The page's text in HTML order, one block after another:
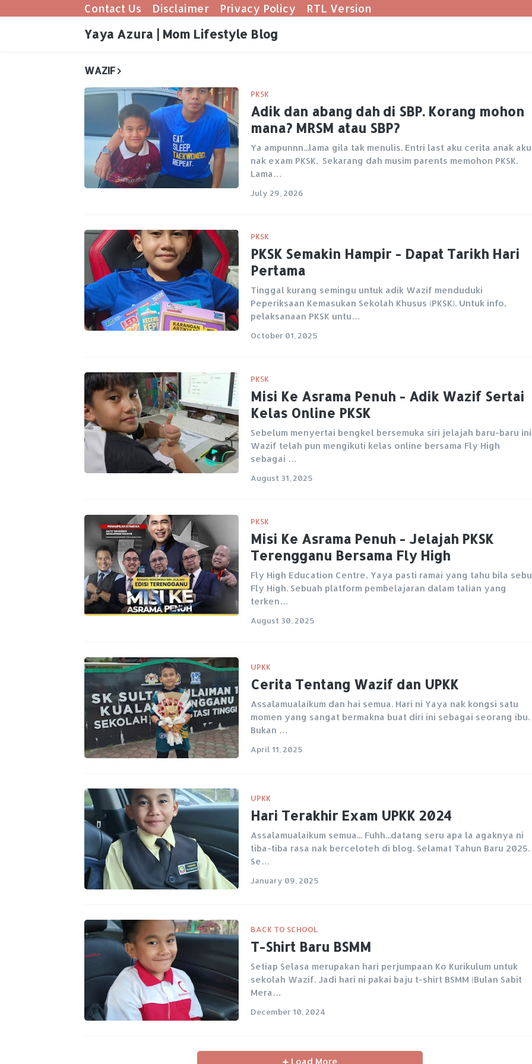
Contact Us Disclaimer Privacy Policy RTL Version
Yaya Azura | Mom Lifestyle Blog
WAZIF
PKSK
Adik dan abang dah di SBP. Korang mohon
mana? MRSM atau SBP?
Ya ampunnn...lama gila tak menulis. Entri last aku cerita anak aku
nak exam PKSK. Sekarang dah musim parents memohon PKSK.
Lama…
July 29, 2026
PKSK
PKSK Semakin Hampir - Dapat Tarikh Hari
Pertama
Tinggal kurang semingu untuk adik Wazif menduduki
Peperiksaan Kemasukan Sekolah Khusus (PKSK). Untuk info,
pelaksanaan PKSK untu…
October 01, 2025
PKSK
Misi Ke Asrama Penuh - Adik Wazif Sertai
Kelas Online PKSK
Sebelum menyertai bengkel bersemuka siri jelajah baru-baru
Wazif telah pun mengikuti kelas online bersama Fly High
sebagai …
August 31, 2025
PKSK
Misi Ke Asrama Penuh - Jelajah PKSK
Terengganu Bersama Fly High
Fly High Education Centre, Yaya pasti ramai yang tahu bila
Fly High. Sebuah platform pembelajaran dalam talian yang
terken…
August 30, 2025
UPKK
Cerita Tentang Wazif dan UPKK
Assalamualaikum dan hai semua. Hari ni Yaya nak kongsi satu
momen yang sangat bermakna buat diri ini sebagai seorang ibu.
Bukan …
April 11, 2025
UPKK
Hari Terakhir Exam UPKK 2024
Assalamualaikum semua... Fuhh...datang seru apa la agaknya ni
tiba-tiba rasa nak berceloteh di blog. Selamat Tahun Baru 2025.
Se…
January 09, 2025
BACK TO SCHOOL
T-Shirt Baru BSMM
Setiap Selasa merupakan hari perjumpaan Ko Kurikulum untuk
sekolah Wazif. Jadi hari ni pakai baju t-shirt BSMM (Bulan Sabit
Mera…
December 10, 2024
Load More